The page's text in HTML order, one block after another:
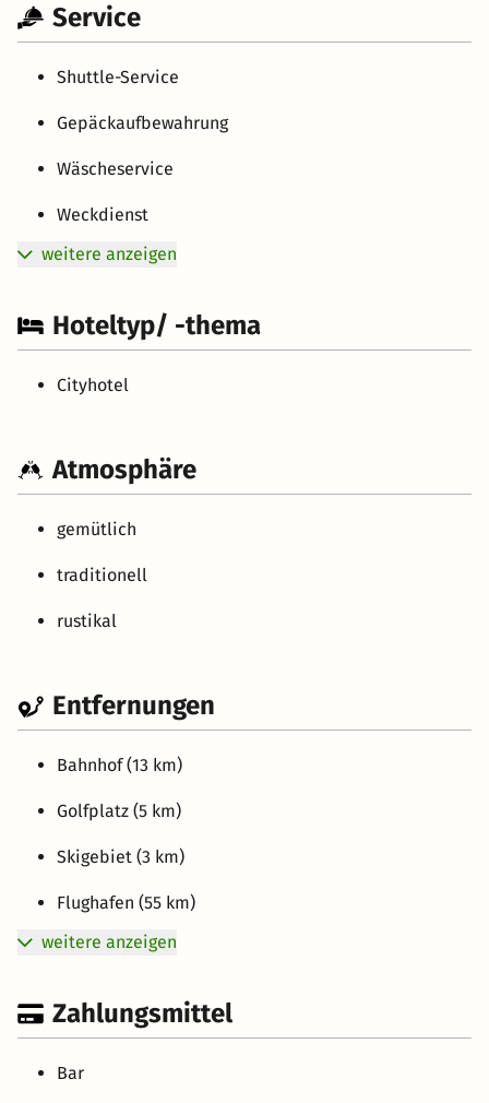
Service
Shuttle-Service
Gepäckaufbewahrung
Wäscheservice
Weckdienst
weitere anzeigen
Hoteltyp/ -thema
Cityhotel
Atmosphäre
gemütlich
traditionell
rustikal
Entfernungen
Bahnhof (13 km)
Golfplatz (5 km)
Skigebiet (3 km)
Flughafen (55 km)
weitere anzeigen
Zahlungsmittel
Bar